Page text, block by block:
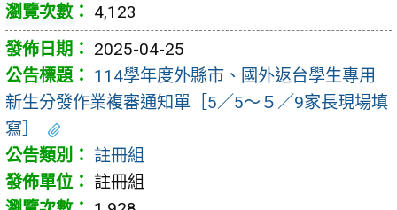
4,123
2025-04-25
114學年度外縣市、國外返台學生專用
新生分發作業複審通知單［5／5～５／9家長現場填
寫］
註冊組
註冊組